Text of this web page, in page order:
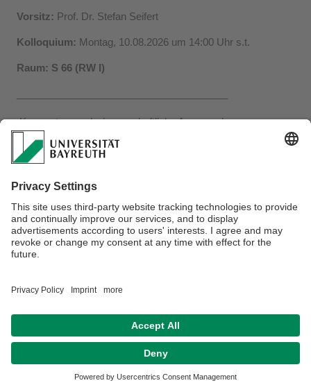
Vorsitz: Prof. Dr. Stefan Seifert
Kolloquium: Montag, 10.08.2026 um 14:00 Uhr s.t.
Raum: S 66 (RW I)
Kurzvortrag und wissenschaftliche Aussprache
der Promotionskolloquien und der Habilitationsvorträge sind
fakultätsöffentlich. Wenn Sie Interesse an einer Teilnahme
an einer Disputation haben, wenden Sie sich bitte an die
Verantwortlich für die Redaktion:Sandra Galland
Barrierefreiheitserklärung